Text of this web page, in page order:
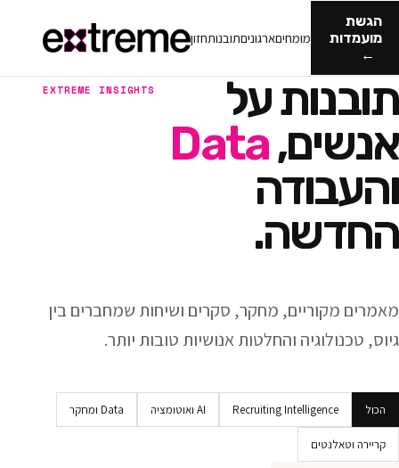
מומחיםארגונים תובנותחזון
על
Data
EXTREME INSIGHTS
מחקר, סקרים ושיחות שמחברים בין
והחלטות אנושיות טובות יותר.
Recruiting AI ואוטומציה Data ומחקר